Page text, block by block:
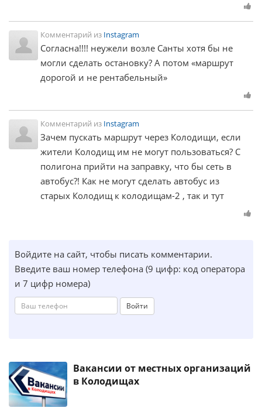
Комментарий из Instagram
Согласна!!!! неужели возле Санты хотя бы не
могли сделать остановку? А потом «маршрут
дорогой и не рентабельный»
Комментарий из Instagram
Зачем пускать маршрут через Колодищи, если
жители Колодищ им не могут пользоваться? С
полигона прийти на заправку, что бы сеть в
автобус?! Как не могут сделать автобус из
старых Колодищ к колодищам-2 , так и тут
Войдите на сайт, чтобы писать комментарии.
Введите ваш номер телефона (9 цифр: код оператора
и 7 цифр номера)
Войти
Вакансии от местных организаций
в Колодищах